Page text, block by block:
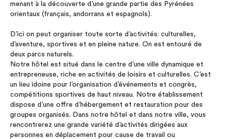
menant à la découverte d’une grande partie des Pyrénées
orientaux (français, andorrans et espagnols).
D’ici on peut organiser toute sorte d’activités: culturelles,
d’aventure, sportives et en pleine nature. On est entouré de
deux parcs naturels.
Notre hôtel est situé dans le centre d’une ville dynamique et
entrepreneuse, riche en activités de loisirs et culturelles. C’est
un lieu idoine pour l’organisation d’événements et congrès,
compétitions sportives de haut niveau. Notre établissement
dispose d’une offre d’hébergement et restauration pour des
groupes organisés. Dans notre hôtel et dans notre ville, vous
rencontrerez une grande variété d’activités dirigées aux
personnes en déplacement pour cause de travail ou